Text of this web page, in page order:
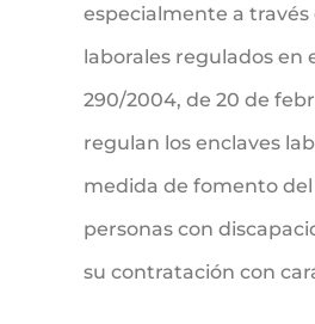
especialmente a través
laborales regulados en
290/2004, de 20 de
regulan los enclaves
medida de fomento
personas con
su contratación con